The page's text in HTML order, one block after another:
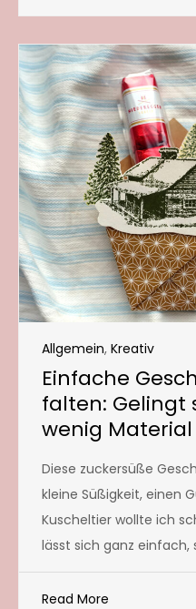
Allgemein, Kreativ
Einfache
falten: Gelingt
wenig Material
Diese zuckersüße
kleine Süßigkeit, einen
Kuscheltier wollte ich
lässt sich ganz einfach,
Read More